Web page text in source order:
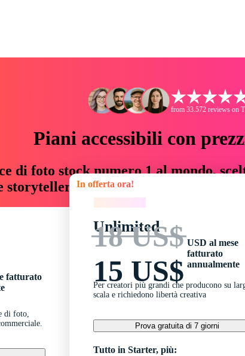
from 33.572 reviews on
Piani accessibili con
di foto stock numero 1 al mondo,
risorse creative che fanno
fatturato
di foto,
In offerta ora!
Unlimited
18 US$
15 US$
USD al mese
fatturato
annualmente
Per creatori più grandi che producono su
scala e richiedono libertà creativa
Prova gratuita di 7 giorni
Tutto in Starter, più: